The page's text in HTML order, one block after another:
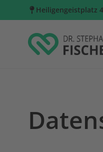
Heiligengeistplatz